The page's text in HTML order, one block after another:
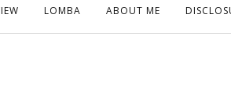
LOMBA ABOUT ME